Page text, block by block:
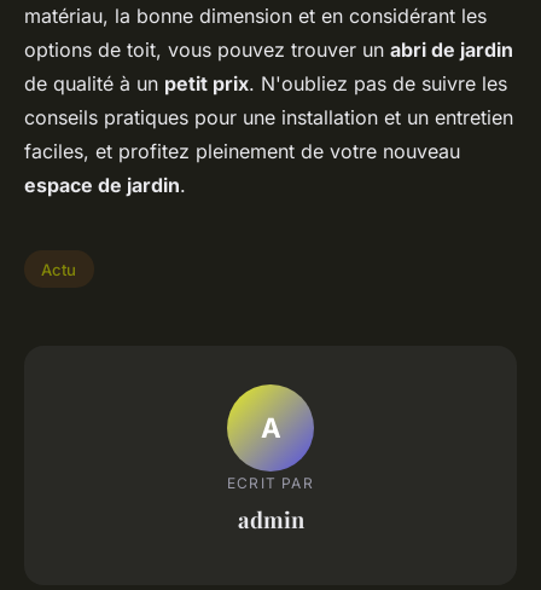
matériau, la bonne dimension et en considérant les
options de toit, vous pouvez trouver un abri de jardin
de qualité à un petit prix. N'oubliez pas de suivre les
conseils pratiques pour une installation et un entretien
faciles, et profitez pleinement de votre nouveau
espace de jardin.
Actu
A
ECRIT PAR
admin